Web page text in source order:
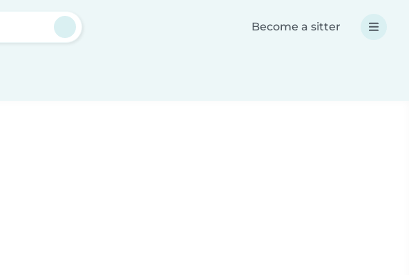
Become a sitter